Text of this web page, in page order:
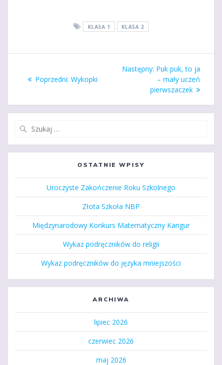
KLASA 1 KLASA 2
wpisu
Poprzedni: Poprzedni
Wykopki
Następny: Następny
wpis:
Puk puk, to ja
– mały uczeń
pierwszaczek
OSTATNIE WPISY
Uroczyste Zakończenie Roku Szkolnego
Złota Szkoła NBP
Międzynarodowy Konkurs Matematyczny Kangur
Wykaz podręczników do religii
Wykaz podręczników do języka mniejszości
ARCHIWA
lipiec 2026
czerwiec 2026
maj 2026